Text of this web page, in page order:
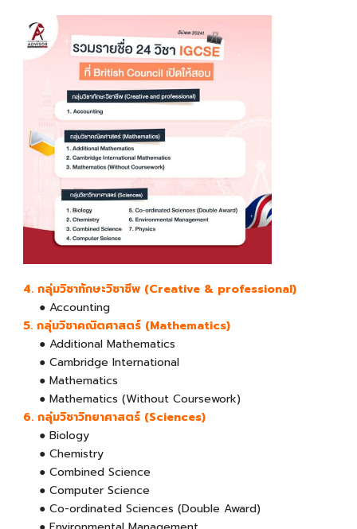
4. กลุ่มวิชาทักษะวิชาชีพ (Creative & professional)
● Accounting
5. กลุ่มวิชาคณิตศาสตร์ (Mathematics)
● Additional Mathematics
● Cambridge International
● Mathematics
● Mathematics (Without Coursework)
6. กลุ่มวิชาวิทยาศาสตร์ (Sciences)
● Biology
● Chemistry
● Combined Science
● Computer Science
● Co-ordinated Sciences (Double Award)